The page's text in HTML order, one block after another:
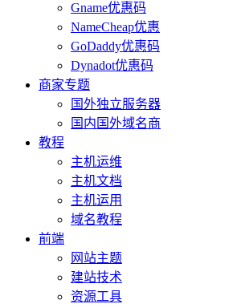
Gname优惠码
NameCheap优惠
GoDaddy优惠码
Dynadot优惠码
商家专题
国外独立服务器
国内国外域名商
教程
主机运维
主机文档
主机运用
域名教程
前端
网站主题
建站技术
资源工具